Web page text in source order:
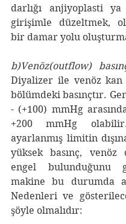
darlığı anjiyoplasti
girişimle düzeltmek,
bir damar yolu
b)Venöz(outflow)
Diyalizer ile venöz kan
bölümdeki basınçtır.
- (+100) mmHg
+200 mmHg
ayarlanmış limitin
yüksek basınç, venöz
engel bulunduğunu
makine bu durumda
Nedenleri ve
şöyle olmalıdır: